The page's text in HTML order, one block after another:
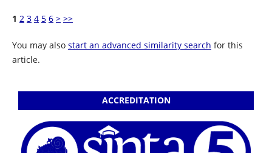
1 2 3 4 5 6 > >>
You may also start an advanced similarity search for this
article.
ACCREDITATION